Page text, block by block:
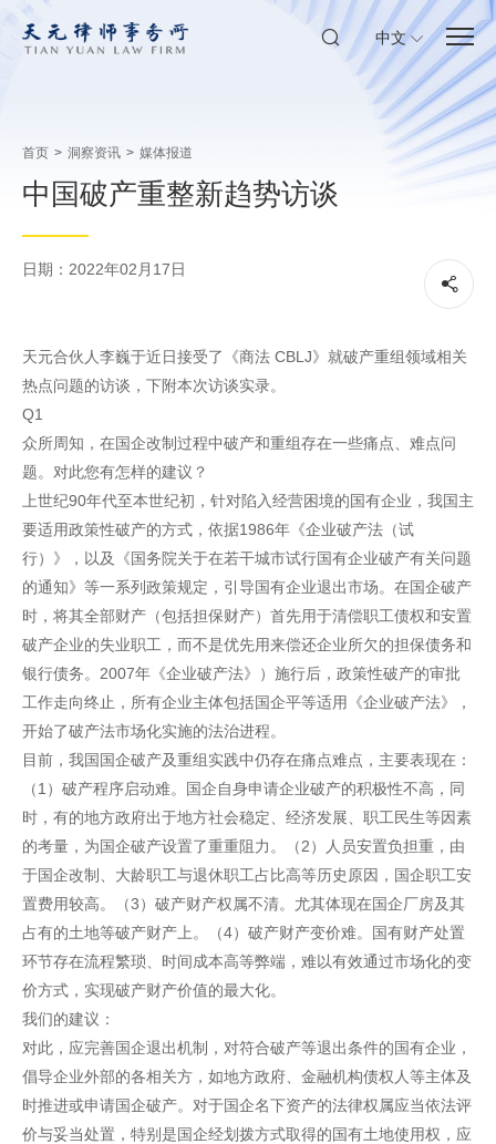
中文
首页 > 洞察资讯 > 媒体报道
中国破产重整新趋势访谈
日期：2022年02月17日
天元合伙人李巍于近日接受了《商法 CBLJ》就破产重组领域相关
热点问题的访谈，下附本次访谈实录。
Q1
众所周知，在国企改制过程中破产和重组存在一些痛点、难点问
题。对此您有怎样的建议？
上世纪90年代至本世纪初，针对陷入经营困境的国有企业，我国主
要适用政策性破产的方式，依据1986年《企业破产法（试
行）》，以及《国务院关于在若干城市试行国有企业破产有关问题
的通知》等一系列政策规定，引导国有企业退出市场。在国企破产
时，将其全部财产（包括担保财产）首先用于清偿职工债权和安置
破产企业的失业职工，而不是优先用来偿还企业所欠的担保债务和
银行债务。2007年《企业破产法》）施行后，政策性破产的审批
工作走向终止，所有企业主体包括国企平等适用《企业破产法》，
开始了破产法市场化实施的法治进程。
目前，我国国企破产及重组实践中仍存在痛点难点，主要表现在：
（1）破产程序启动难。国企自身申请企业破产的积极性不高，同
时，有的地方政府出于地方社会稳定、经济发展、职工民生等因素
的考量，为国企破产设置了重重阻力。（2）人员安置负担重，由
于国企改制、大龄职工与退休职工占比高等历史原因，国企职工安
置费用较高。（3）破产财产权属不清。尤其体现在国企厂房及其
占有的土地等破产财产上。（4）破产财产变价难。国有财产处置
环节存在流程繁琐、时间成本高等弊端，难以有效通过市场化的变
价方式，实现破产财产价值的最大化。
我们的建议：
对此，应完善国企退出机制，对符合破产等退出条件的国有企业，
倡导企业外部的各相关方，如地方政府、金融机构债权人等主体及
时推进或申请国企破产。对于国企名下资产的法律权属应当依法评
价与妥当处置，特别是国企经划拨方式取得的国有土地使用权，应